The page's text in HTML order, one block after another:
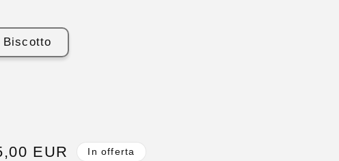
Biscotto
EUR In offerta